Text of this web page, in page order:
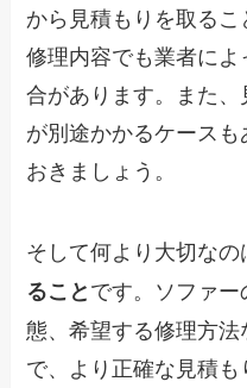
から見積もりを取る
修理内容でも業者に
合があります。また
が別途かかるケース
おきましょう。
そして何より大切なの
ることです。ソファ
態、希望する修理方
で、より正確な見積